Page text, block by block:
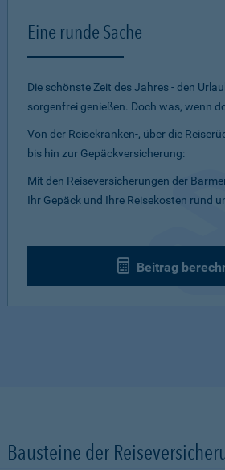
Eine runde Sache
Die schönste Zeit des Jahres - den
sorgenfrei genießen. Doch was, wenn
Von der Reisekranken-, über die
bis hin zur Gepäckversicherung:
Mit den Reiseversicherungen der
Ihr Gepäck und Ihre Reisekosten rund
Beitrag
Bausteine der